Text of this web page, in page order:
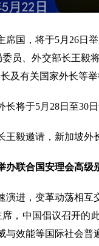
席国，将于5月26日
员、外交部长王毅
及有关国家外长等
将于5月28日至30
王毅邀请，新加坡
办联合国安理会高
演进，变革动荡相
，中国倡议召开的
与效能等国际社会